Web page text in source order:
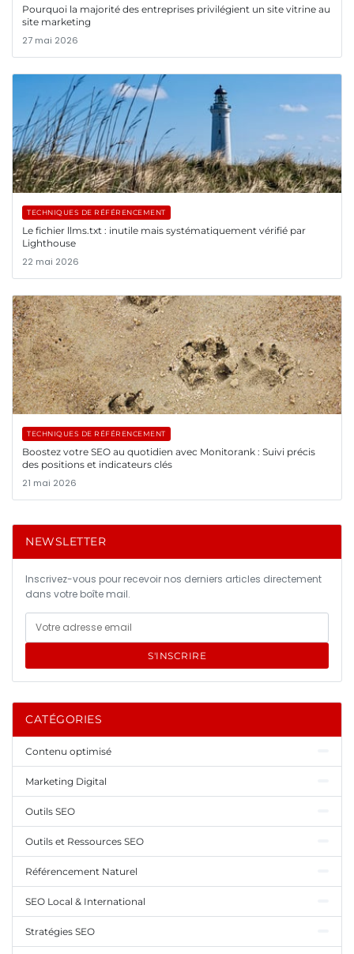
Pourquoi la majorité des entreprises privilégient un site vitrine au
site marketing
27 mai 2026
TECHNIQUES DE RÉFÉRENCEMENT
Le fichier llms.txt : inutile mais systématiquement vérifié par
Lighthouse
22 mai 2026
TECHNIQUES DE RÉFÉRENCEMENT
Boostez votre SEO au quotidien avec Monitorank : Suivi précis
des positions et indicateurs clés
21 mai 2026
NEWSLETTER
Inscrivez-vous pour recevoir nos derniers articles directement
dans votre boîte mail.
S'INSCRIRE
CATÉGORIES
Contenu optimisé
Marketing Digital
Outils SEO
Outils et Ressources SEO
Référencement Naturel
SEO Local & International
Stratégies SEO